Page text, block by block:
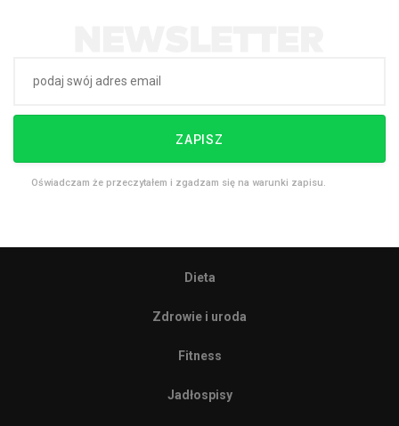
ZAPISZ
Oświadczam że przeczytałem i zgadzam się na warunki zapisu.
Dieta
Zdrowie i uroda
Fitness
Jadłospisy